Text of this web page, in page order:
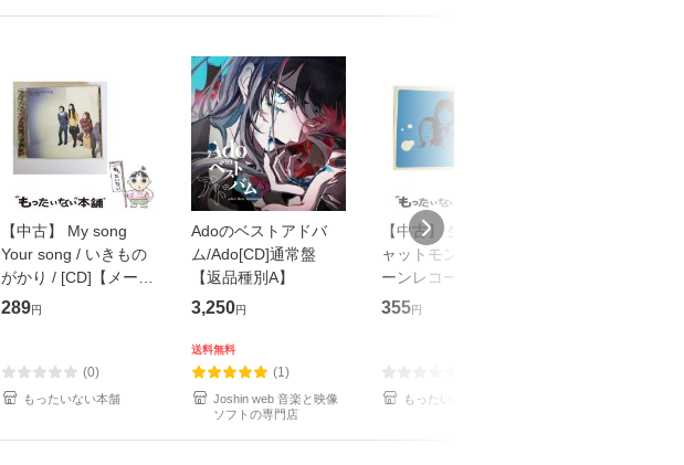
【中古】 My song
Your song / いきもの
がかり / [CD]【メール
便送料無料】
289円
(0)
もったいない本舗
Adoのベストアドバ
ム/Ado[CD]通常盤
【返品種別A】
3,250円
送料無料
(1)
Joshin web 音楽と映像
ソフトの専門店
【中古】 生命力 / チ
ャットモンチー / キュ
ーンレコード [CD]
【メール便送料無料】
355円
もったいない本舗